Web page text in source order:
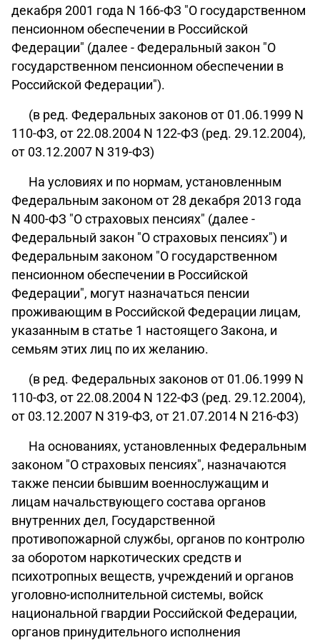
декабря 2001 года N 166-ФЗ "О государственном
пенсионном обеспечении в Российской
Федерации" (далее - Федеральный закон "О
государственном пенсионном обеспечении в
Российской Федерации").
(в ред. Федеральных законов от 01.06.1999 N
110-ФЗ, от 22.08.2004 N 122-ФЗ (ред. 29.12.2004),
от 03.12.2007 N 319-ФЗ)
На условиях и по нормам, установленным
Федеральным законом от 28 декабря 2013 года
N 400-ФЗ "О страховых пенсиях" (далее -
Федеральный закон "О страховых пенсиях") и
Федеральным законом "О государственном
пенсионном обеспечении в Российской
Федерации", могут назначаться пенсии
проживающим в Российской Федерации лицам,
указанным в статье 1 настоящего Закона, и
семьям этих лиц по их желанию.
(в ред. Федеральных законов от 01.06.1999 N
110-ФЗ, от 22.08.2004 N 122-ФЗ (ред. 29.12.2004),
от 03.12.2007 N 319-ФЗ, от 21.07.2014 N 216-ФЗ)
На основаниях, установленных Федеральным
законом "О страховых пенсиях", назначаются
также пенсии бывшим военнослужащим и
лицам начальствующего состава органов
внутренних дел, Государственной
противопожарной службы, органов по контролю
за оборотом наркотических средств и
психотропных веществ, учреждений и органов
уголовно-исполнительной системы, войск
национальной гвардии Российской Федерации,
органов принудительного исполнения